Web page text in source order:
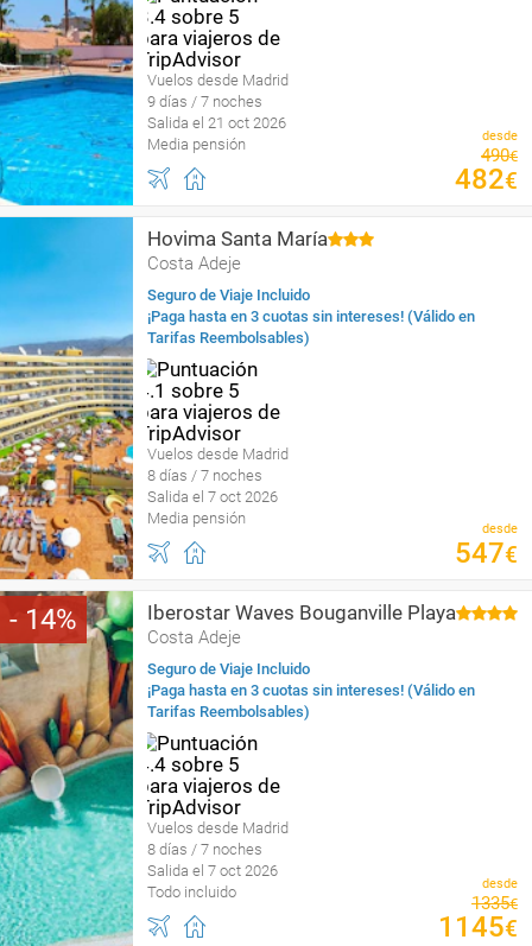
Vuelos desde Madrid
9 días / 7 noches
Salida el 21 oct 2026
Media pensión
desde
490€
482€
Hovima Santa María
Costa Adeje
Seguro de Viaje Incluido
¡Paga hasta en 3 cuotas sin intereses! (Válido en
Tarifas Reembolsables)
Vuelos desde Madrid
8 días / 7 noches
Salida el 7 oct 2026
Media pensión
desde
547€
14 Iberostar Waves Bouganville Playa
Costa Adeje
Seguro de Viaje Incluido
¡Paga hasta en 3 cuotas sin intereses! (Válido en
Tarifas Reembolsables)
Vuelos desde Madrid
8 días / 7 noches
Salida el 7 oct 2026
Todo incluido
desde
1335€
1145€